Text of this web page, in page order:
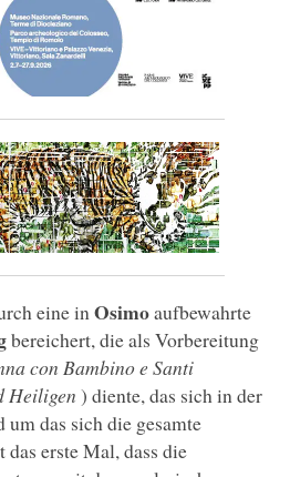
eine in Osimoaufbewahrte
bereichert, die als Vorbereitung
con Bambino e Santi
Heiligen ) diente, das sich in der
das sich die gesamte
erste Mal, dass die